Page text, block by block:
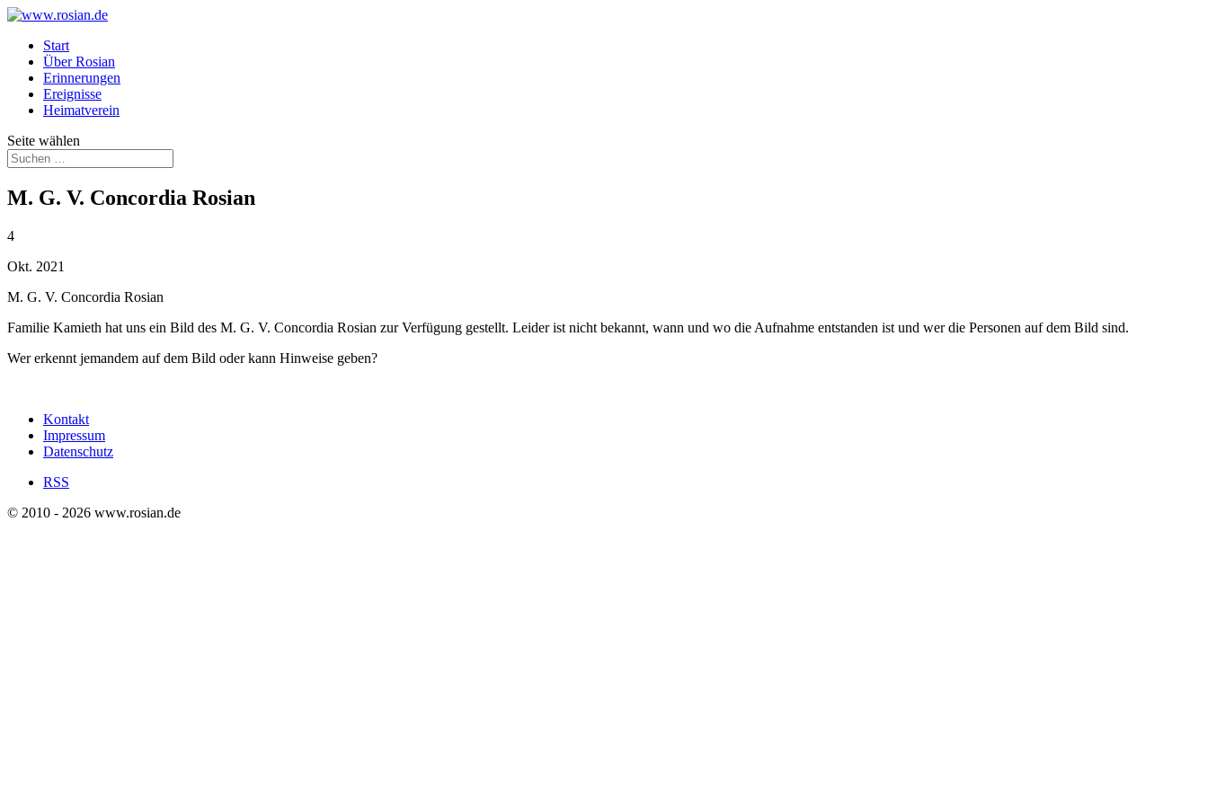
Start
Über Rosian
Erinnerungen
Ereignisse
Heimatverein
Seite wählen
M. G. V. Concordia Rosian
4
Okt. 2021
M. G. V. Concordia Rosian
Familie Kamieth hat uns ein Bild des M. G. V. Concordia Rosian zur Verfügung gestellt. Leider ist nicht bekannt, wann und wo die Aufnahme entstanden ist und wer die Personen auf dem Bild sind.
Wer erkennt jemandem auf dem Bild oder kann Hinweise geben?
Kontakt
Impressum
Datenschutz
RSS
© 2010 - 2026 www.rosian.de